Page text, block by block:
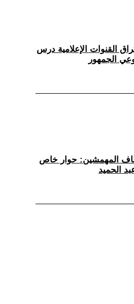
القنوات الإعلامية درس
الجمهور
المهمشين: حوار خاص
الحميد